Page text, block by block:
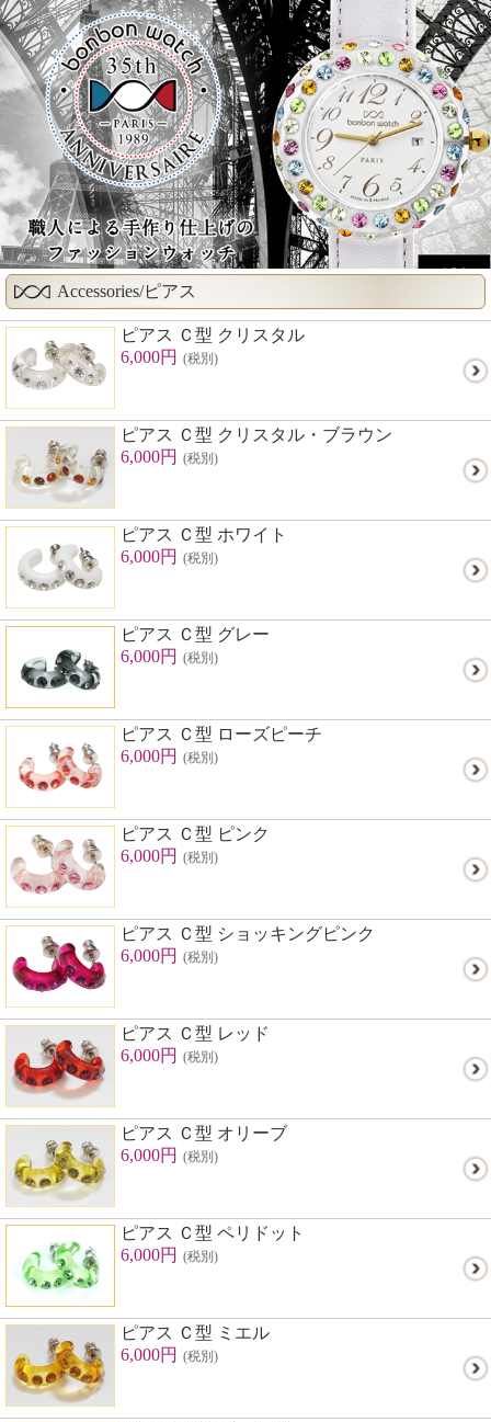
Accessories/ピアス
ピアス Ｃ型 クリスタル
6,000円 (税別)
ピアス Ｃ型 クリスタル・ブラウン
6,000円 (税別)
ピアス Ｃ型 ホワイト
6,000円 (税別)
ピアス Ｃ型 グレー
6,000円 (税別)
ピアス Ｃ型 ローズピーチ
6,000円 (税別)
ピアス Ｃ型 ピンク
6,000円 (税別)
ピアス Ｃ型 ショッキングピンク
6,000円 (税別)
ピアス Ｃ型 レッド
6,000円 (税別)
ピアス Ｃ型 オリーブ
6,000円 (税別)
ピアス Ｃ型 ペリドット
6,000円 (税別)
ピアス Ｃ型 ミエル
6,000円 (税別)